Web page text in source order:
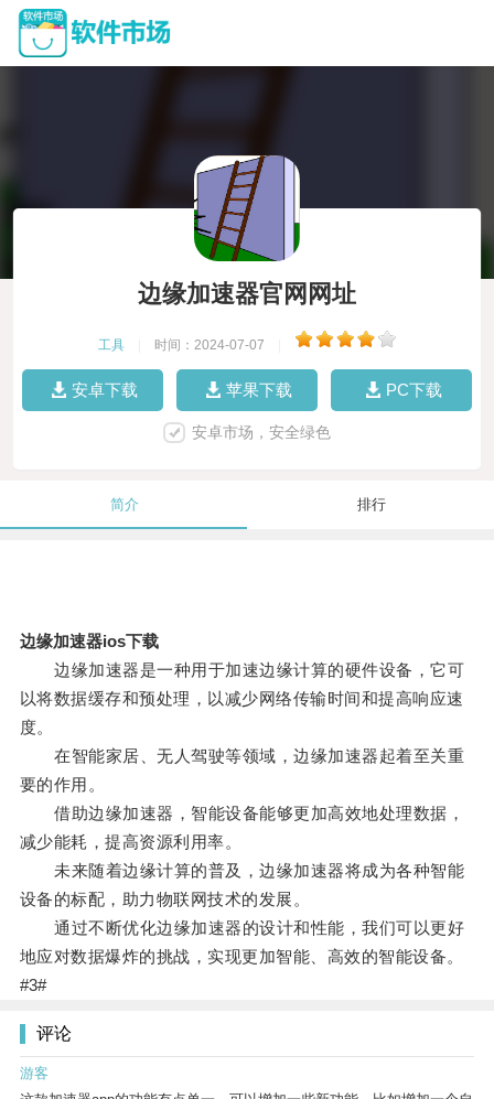
边缘加速器官网网址
工具 时间：2024-07-07
安卓下载 苹果下载 PC下载
安卓市场，安全绿色
简介 排行
边缘加速器ios下载
边缘加速器是一种用于加速边缘计算的硬件设备，它可
以将数据缓存和预处理，以减少网络传输时间和提高响应速
度。
在智能家居、无人驾驶等领域，边缘加速器起着至关重
要的作用。
借助边缘加速器，智能设备能够更加高效地处理数据，
减少能耗，提高资源利用率。
未来随着边缘计算的普及，边缘加速器将成为各种智能
设备的标配，助力物联网技术的发展。
通过不断优化边缘加速器的设计和性能，我们可以更好
地应对数据爆炸的挑战，实现更加智能、高效的智能设备。
#3#
评论
游客